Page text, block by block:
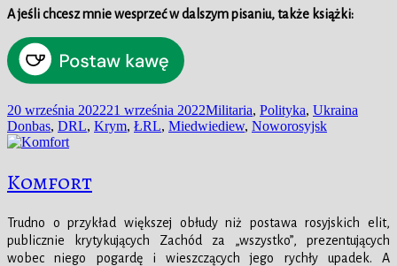
A jeśli chcesz mnie wesprzeć w dalszym pisaniu, także książki:
Data
publikacji
20 września 202221 września 2022Kategorie
Militaria, Polityka, Ukraina
Donbas, DRL, Krym, ŁRL, Miedwiediew, Noworosyjsk
Komfort
Trudno o przykład większej obłudy niż postawa rosyjskich elit,
publicznie krytykujących Zachód za „wszystko”, prezentujących
wobec niego pogardę i wieszczących jego rychły upadek. A